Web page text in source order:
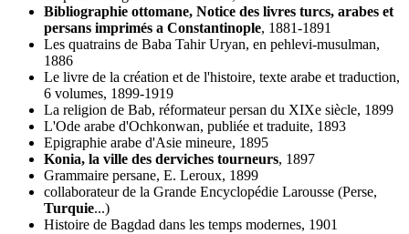
Bibliographie ottomane, Notice des livres turcs, arabes et
persans imprimés a Constantinople, 1881-1891
Les quatrains de Baba Tahir Uryan, en pehlevi-musulman,
1886
Le livre de la création et de l'histoire, texte arabe et traduction,
6 volumes, 1899-1919
La religion de Bab, réformateur persan du XIXe siècle, 1899
L'Ode arabe d'Ochkonwan, publiée et traduite, 1893
Epigraphie arabe d'Asie mineure, 1895
Konia, la ville des derviches tourneurs, 1897
Grammaire persane, E. Leroux, 1899
collaborateur de la Grande Encyclopédie Larousse (Perse,
Turquie...)
Histoire de Bagdad dans les temps modernes, 1901